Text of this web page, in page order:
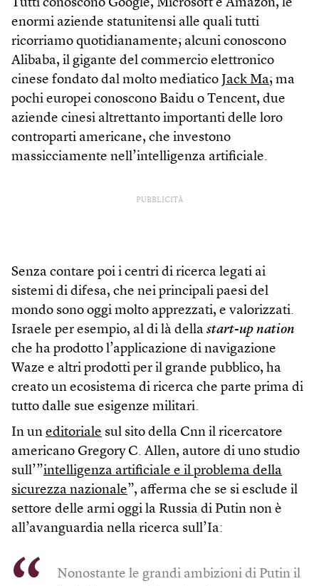
Tutti conoscono Google, Microsoft e Amazon, le
enormi aziende statunitensi alle quali tutti
ricorriamo quotidianamente; alcuni conoscono
Alibaba, il gigante del commercio elettronico
cinese fondato dal molto mediatico Jack Ma; ma
pochi europei conoscono Baidu o Tencent, due
aziende cinesi altrettanto importanti delle loro
controparti americane, che investono
massicciamente nell’intelligenza artificiale.
PUBBLICITÀ
Senza contare poi i centri di ricerca legati ai
sistemi di difesa, che nei principali paesi del
mondo sono oggi molto apprezzati, e valorizzati.
Israele per esempio, al di là della start-up nation
che ha prodotto l’applicazione di navigazione
Waze e altri prodotti per il grande pubblico, ha
creato un ecosistema di ricerca che parte prima di
tutto dalle sue esigenze militari.
In un editoriale sul sito della Cnn il ricercatore
americano Gregory C. Allen, autore di uno studio
sull’”intelligenza artificiale e il problema della
sicurezza nazionale”, afferma che se si esclude il
settore delle armi oggi la Russia di Putin non è
all’avanguardia nella ricerca sull’Ia:
Nonostante le grandi ambizioni di Putin il